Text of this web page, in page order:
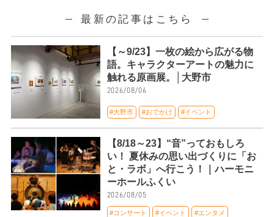
最新の記事はこちら
【～9/23】一枚の絵から広がる物
語。キャラクターアートの魅力に
触れる原画展。│大野市
2026/08/06
#大野市 #おでかけ #イベント
【8/18～23】“音”っておもしろ
い！ 夏休みの思い出づくりに「お
と・ラボ」へ行こう！｜ハーモニ
ーホールふくい
2026/08/05
#コンサート #イベント #エンタメ